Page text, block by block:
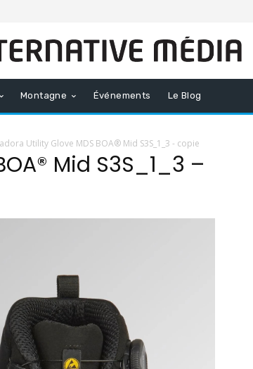
Montagne Événements Le Blog
Utility Glove MDS BOA® Mid S3S_1_3 - copie
Mid S3S_1_3 –